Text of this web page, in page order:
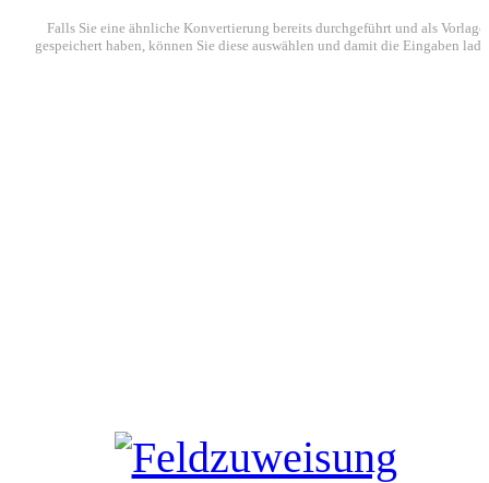
Falls Sie eine ähnliche Konvertierung bereits durchgeführt und als Vorlage
gespeichert haben, können Sie diese auswählen und damit die Eingaben